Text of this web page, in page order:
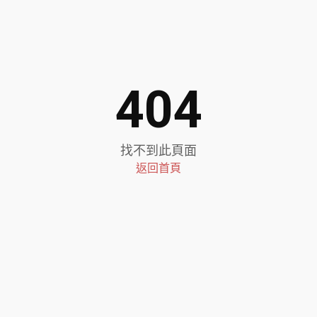
404
找不到此頁面
返回首頁